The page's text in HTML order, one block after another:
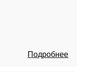
Подробнее